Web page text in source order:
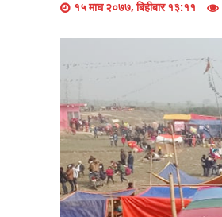
१५ माघ २०७७, बिहीबार १३:११